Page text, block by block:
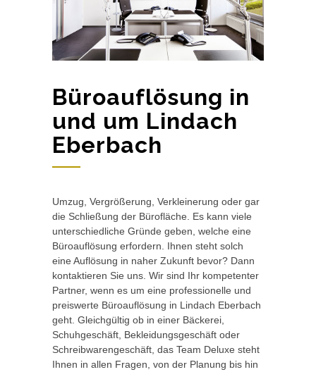
Büroauflösung in
und um Lindach
Eberbach
Umzug, Vergrößerung, Verkleinerung oder gar
die Schließung der Bürofläche. Es kann viele
unterschiedliche Gründe geben, welche eine
Büroauflösung erfordern. Ihnen steht solch
eine Auflösung in naher Zukunft bevor? Dann
kontaktieren Sie uns. Wir sind Ihr kompetenter
Partner, wenn es um eine professionelle und
preiswerte Büroauflösung in Lindach Eberbach
geht. Gleichgültig ob in einer Bäckerei,
Schuhgeschäft, Bekleidungsgeschäft oder
Schreibwarengeschäft, das Team Deluxe steht
Ihnen in allen Fragen, von der Planung bis hin